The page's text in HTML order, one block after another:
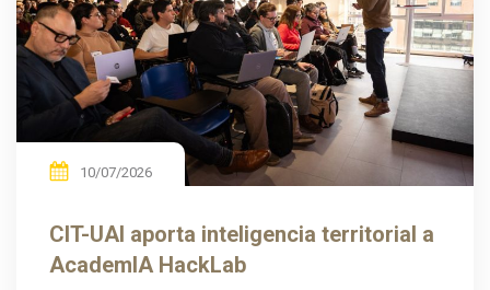
10/07/2026
CIT-UAI aporta inteligencia territorial a
AcademIA HackLab